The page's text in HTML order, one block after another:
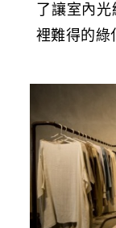
了讓室內
裡難得的綠